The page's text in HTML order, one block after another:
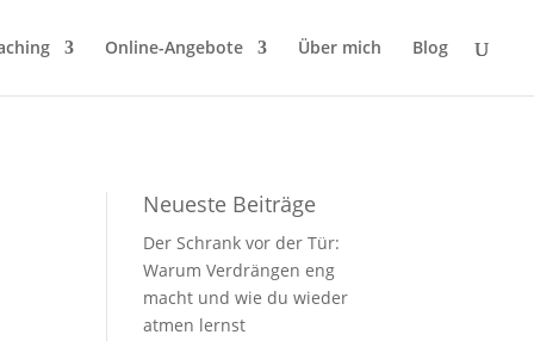
Online-Angebote Über mich Blog
Neueste Beiträge
Der Schrank vor der Tür:
Warum Verdrängen eng
macht und wie du wieder
atmen lernst